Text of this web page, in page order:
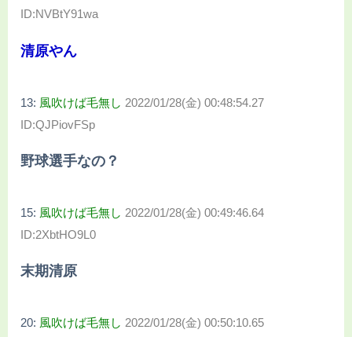
ID:NVBtY91wa
清原やん
13: 風吹けば毛無し 2022/01/28(金) 00:48:54.27
ID:QJPiovFSp
野球選手なの？
15: 風吹けば毛無し 2022/01/28(金) 00:49:46.64
ID:2XbtHO9L0
末期清原
20: 風吹けば毛無し 2022/01/28(金) 00:50:10.65